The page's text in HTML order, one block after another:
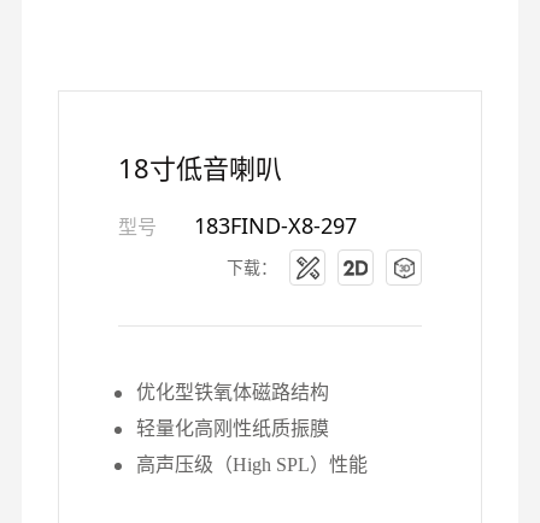
18寸低音喇叭
型号 183FIND-X8-297
下载：
优化型铁氧体磁路结构
轻量化高刚性纸质振膜
高声压级（High SPL）性能